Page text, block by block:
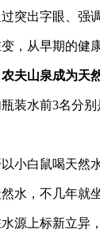
突出字眼、强
，从早期的健
农夫山泉成为天
装水前3名分
小白鼠喝天然
水，不几年就
源上标新立异